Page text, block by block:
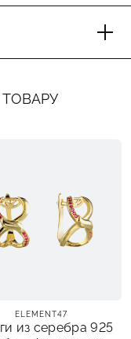
ELEMENT47
из серебра 925